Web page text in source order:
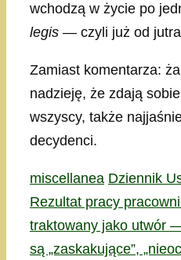
wchodzą w życie po
legis — czyli już od
Zamiast komentarza:
nadzieję, że zdają
wszyscy, także
decydenci.
Kategorie
miscellanea Tagi
Dziennik
Rezultat pracy
traktowany jako utwór
są „zaskakujące”,